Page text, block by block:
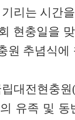
리는 시간
현충일을
원 추념식
대전현충
유족 및